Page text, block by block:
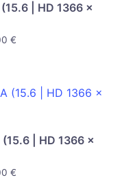
| HD 1366 x
€
| HD 1366 x
€